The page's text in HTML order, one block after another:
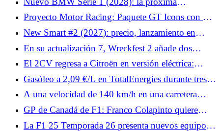
generación podría deparar muchas sorpresas
Proyecto Motor Racing: Paquete GT Icons con 9
coches de antaño sin ayudas!
New Smart #2 (2027): precio, lanzamiento en
Francia y bonificaciones, lo que nos depara el
descendiente del Fortwo
En su actualización 7, Wreckfest 2 añade dos
coches y medio.
El 2CV regresa a Citroën en versión eléctrica:
primer vistazo en el Salón del Automóvil de París
2026
Gasóleo a 2,09 €/L en TotalEnergies durante tres
días: ¿cuándo y dónde beneficiarse de él?
A una velocidad de 140 km/h en una carretera
limitada a 80, el automovilista explica a la policía
que llega tarde al trabajo
GP de Canadá de F1: Franco Colapinto quiere
confirmar su buen resultado en Miami con Alpine
La F1 25 Temporada 26 presenta nuevos equipos,